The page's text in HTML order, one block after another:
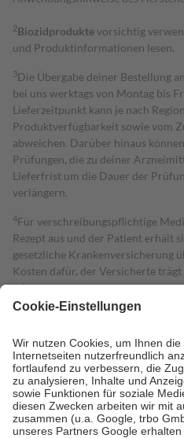
2Biozidproduktevorsichtig
und Produktinformationen lesen.
3Die Übergabe deiner Bestellung
bei uns werktags von Montag bis
Lieferzeitpunkt kann je nach
Produktverfügbarkeit sowie vom
abweichen. Darüber hinaus
Prüfungen, die zu deiner
Lieferfrist um die Dauer der
verlängern.
4Für verschreibungspflichtige
Rezept aus und der Patient erhält
gesetzliche Krankenversicherung
Kosten dafür, der Versicherte
mit.
Grundsätzlich leisten Mitglieder
höchstens zehn Euro.
Es sind
Kosten der Leistung zu entrichten.
Diese Regeln gelten grundsätzlich
Bei Heilmitteln und häuslicher
Zuzahlung zehn Prozent der
Verordnung.